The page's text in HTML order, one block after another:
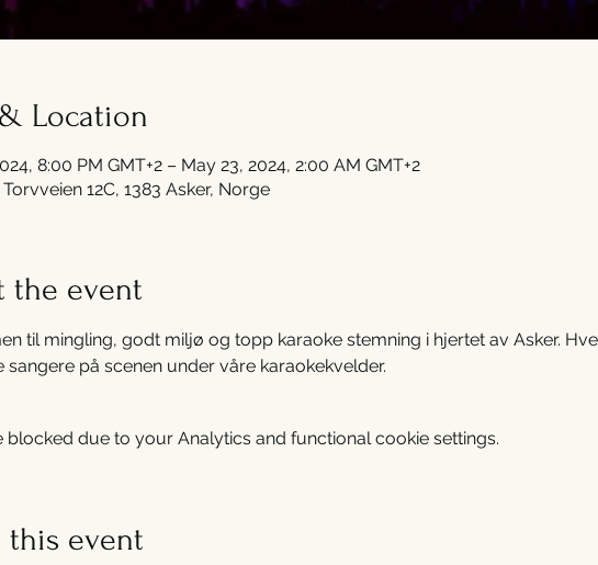
Location
8:00 PM GMT+2 – May 23, 2024, 2:00 AM GMT+2
12C, 1383 Asker, Norge
the event
til mingling, godt miljø og topp karaoke stemning i hjertet av Asker.
sangere på scenen under våre karaokekvelder.
blocked due to your Analytics and functional cookie settings.
this event